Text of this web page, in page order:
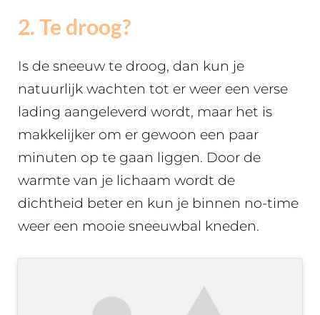
2. Te droog?
Is de sneeuw te droog, dan kun je
natuurlijk wachten tot er weer een verse
lading aangeleverd wordt, maar het is
makkelijker om er gewoon een paar
minuten op te gaan liggen. Door de
warmte van je lichaam wordt de
dichtheid beter en kun je binnen no-time
weer een mooie sneeuwbal kneden.